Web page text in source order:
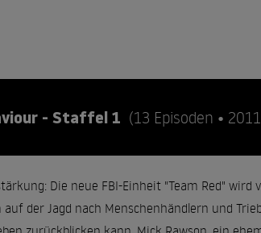
- Staffel 1 (13 Episoden •
Die neue FBI-Einheit "Team Red"
der Jagd nach Menschenhändlern und